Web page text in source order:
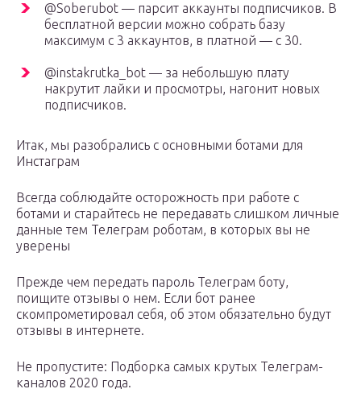
@Soberubot — парсит аккаунты подписчиков. В
бесплатной версии можно собрать базу
максимум с 3 аккаунтов, в платной — с 30.
@instakrutka_bot — за небольшую плату
накрутит лайки и просмотры, нагонит новых
подписчиков.
Итак, мы разобрались с основными ботами для
Инстаграм
Всегда соблюдайте осторожность при работе с
ботами и старайтесь не передавать слишком личные
данные тем Телеграм роботам, в которых вы не
уверены
Прежде чем передать пароль Телеграм боту,
поищите отзывы о нем. Если бот ранее
скомпрометировал себя, об этом обязательно будут
отзывы в интернете.
Не пропустите: Подборка самых крутых Телеграм-
каналов 2020 года.